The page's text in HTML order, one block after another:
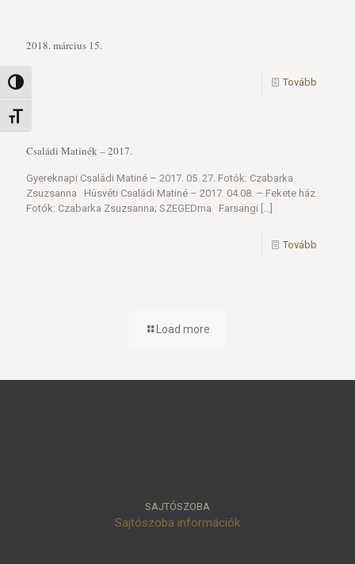
Nagy kontraszt váltása
Betűméret váltása
2018. március 15.
Tovább
Családi Matinék – 2017.
Gyereknapi Családi Matiné – 2017. 05. 27. Fotók: Czabarka
Zsuzsanna Húsvéti Családi Matiné – 2017. 04.08. – Fekete ház
Fotók: Czabarka Zsuzsanna; SZEGEDma Farsangi […]
Tovább
Load more
SAJTÓSZOBA
Sajtószoba információk